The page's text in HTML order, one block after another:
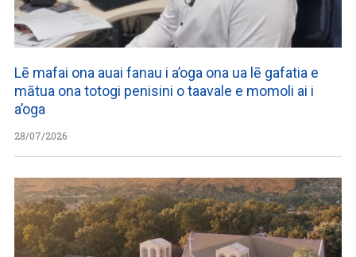
Lē mafai ona auai fanau i a’oga ona ua lē gafatia e
mātua ona totogi penisini o taavale e momoli ai i
a’oga
28/07/2026